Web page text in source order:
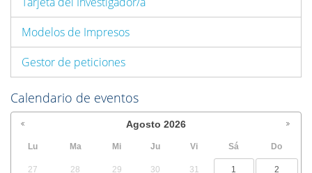
Modelos de Impresos
Gestor de peticiones
Calendario de eventos
Agosto 2026
Lu Ma Mi Ju Vi Sá Do
27 28 29 30 31 1 2